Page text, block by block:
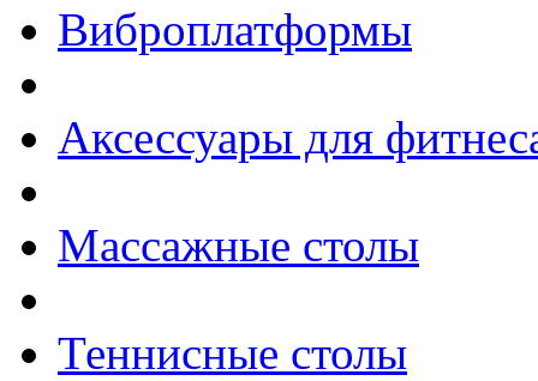
Виброплатформы
Аксессуары для
Массажные столы
Теннисные столы